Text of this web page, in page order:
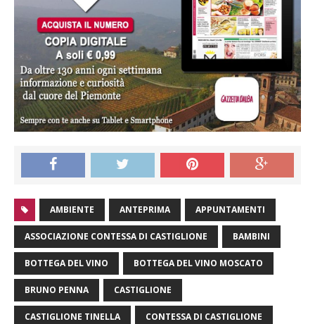
AMBIENTE ANTEPRIMA APPUNTAMENTI
ASSOCIAZIONE CONTESSA DI CASTIGLIONE BAMBINI
BOTTEGA DEL VINO BOTTEGA DEL VINO MOSCATO
BRUNO PENNA CASTIGLIONE
CASTIGLIONE TINELLA CONTESSA DI CASTIGLIONE